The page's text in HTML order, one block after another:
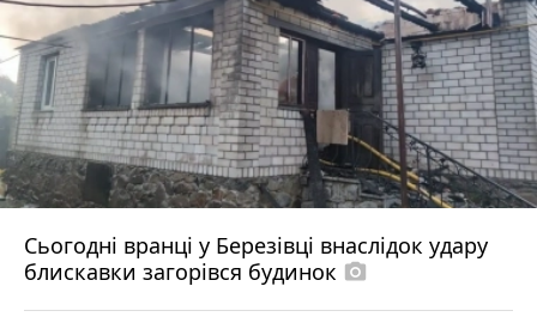
Сьогодні вранці у Березівці внаслідок удару
блискавки загорівся будинок photo_camera